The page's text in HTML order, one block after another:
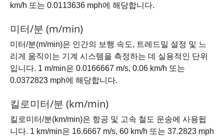
km/h 또는 0.0113636 mph에 해당합니다.
미터/분 (m/min)
미터/분(m/min)은 인간의 보행 속도, 트레드밀 설정 및 느
리게 움직이는 기계 시스템을 측정하는 데 실용적인 단위
입니다. 1 m/min은 0.0166667 m/s, 0.06 km/h 또는
0.0372823 mph에 해당합니다.
킬로미터/분 (km/min)
킬로미터/분(km/min)은 항공 및 고속 철도 운송에 사용됩
니다. 1 km/min은 16.6667 m/s, 60 km/h 또는 37.2823 mph